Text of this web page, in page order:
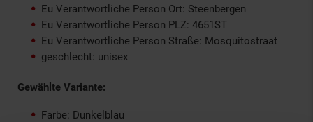
Eu Verantwortliche Person Ort: Steenbergen
Eu Verantwortliche Person PLZ: 4651ST
Eu Verantwortliche Person Straße: Mosquitostraat
geschlecht: unisex
Gewählte Variante:
Farbe: Dunkelblau